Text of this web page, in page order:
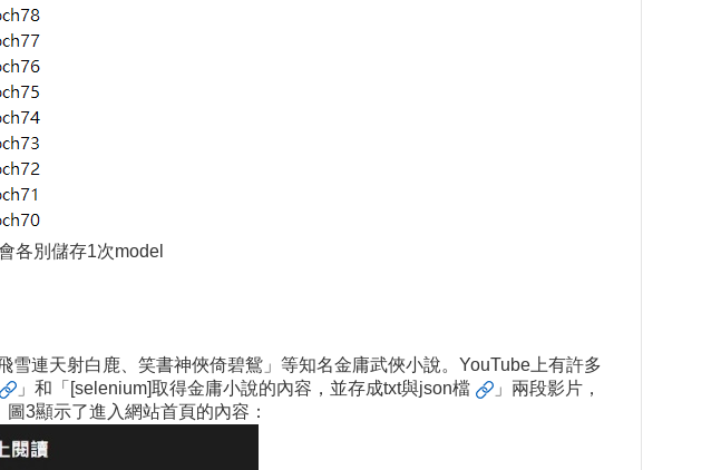
各別儲存1次model
雪連天射白鹿、笑書神俠倚碧鴛」等知名金庸武俠小說。YouTube上有許多
」和「 [selenium]取得金庸小說的內容，並存成txt與json檔
」兩段影片，
3顯示了進入網站首頁的內容：